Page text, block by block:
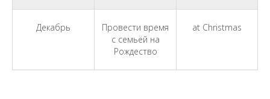
Декабрь
Провести время
с семьёй на
Рождество
at Christmas